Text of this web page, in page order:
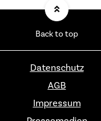
Back to top
Datenschutz
AGB
Impressum